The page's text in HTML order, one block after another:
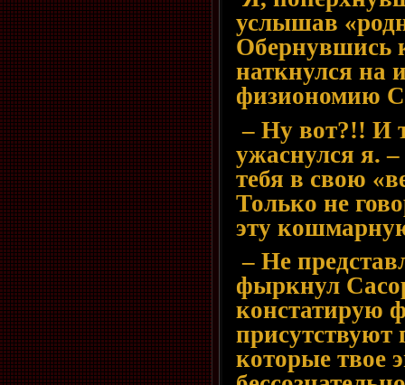
услышав
Обернувшись
наткнулся на
физиономию
– Ну вот?!! И
ужаснулся я.
тебя в свою
Только не
эту
– Не
фыркнул
констатирую
которые твое